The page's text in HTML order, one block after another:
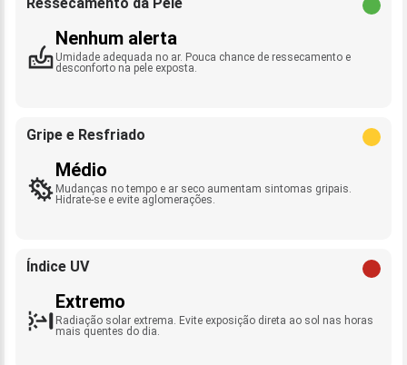
Nenhum alerta
Umidade adequada no ar. Pouca chance de ressecamento e
desconforto na pele exposta.
Gripe e Resfriado
Médio
Mudanças no tempo e ar seco aumentam sintomas gripais.
Hidrate-se e evite aglomerações.
Índice UV
Extremo
Radiação solar extrema. Evite exposição direta ao sol nas horas
mais quentes do dia.